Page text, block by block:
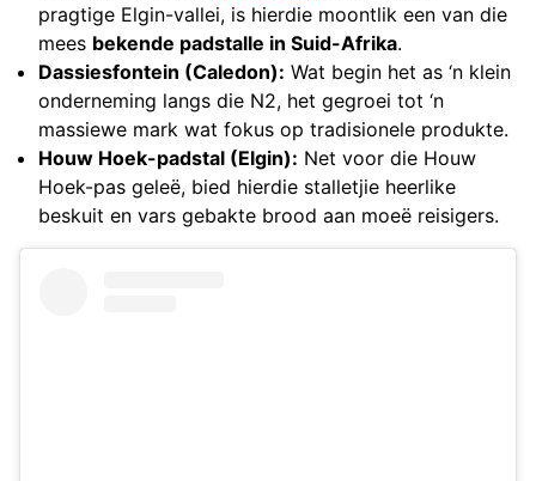
pragtige Elgin-vallei, is hierdie moontlik een van die
mees bekende padstalle in Suid-Afrika.
Dassiesfontein (Caledon): Wat begin het as ‘n klein
onderneming langs die N2, het gegroei tot ‘n
massiewe mark wat fokus op tradisionele produkte.
Houw Hoek-padstal (Elgin): Net voor die Houw
Hoek-pas geleë, bied hierdie stalletjie heerlike
beskuit en vars gebakte brood aan moeë reisigers.